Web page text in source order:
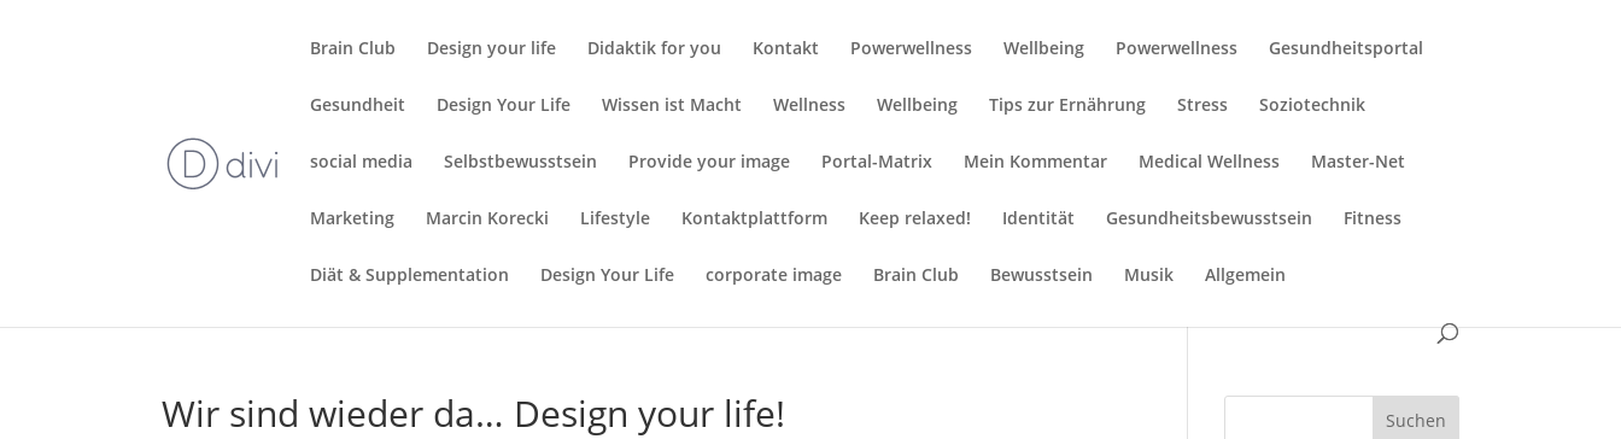
Brain Club Design your life Didaktik for you Kontakt Powerwellness Wellbeing Powerwellness Gesundheitsportal
Gesundheit Design Your Life Wissen ist Macht Wellness Wellbeing Tips zur Ernährung Stress Soziotechnik
social media Selbstbewusstsein Provide your image Portal-Matrix Mein Kommentar Medical Wellness Master-Net
Marketing Marcin Korecki Lifestyle Kontaktplattform Keep relaxed! Identität Gesundheitsbewusstsein Fitness
Diät & Supplementation Design Your Life corporate image Brain Club Bewusstsein Musik Allgemein
Wir sind wieder da… Design your life!